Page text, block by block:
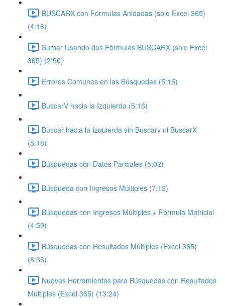
BUSCARX con Fórmulas Anidadas (solo Excel 365)
(4:16)
Sumar Usando dos Fórmulas BUSCARX (solo Excel
365) (2:50)
Errores Comunes en las Búsquedas (5:15)
BuscarV hacia la Izquierda (5:16)
Buscar hacia la Izquierda sin Buscarv ni BuscarX
(5:18)
Búsquedas con Datos Parciales (5:02)
Búsqueda con Ingresos Múltiples (7:12)
Búsquedas con Ingresos Múltiples + Fórmula Matricial
(4:59)
Búsquedas con Resultados Múltiples (Excel 365)
(8:33)
Nuevas Herramientas para Búsquedas con Resultados
Múltiples (Excel 365) (13:24)